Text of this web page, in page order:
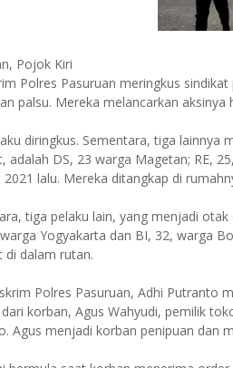
Pojok Kiri
Polres Pasuruan meringkus
palsu. Mereka melancarkan
diringkus. Sementara, tiga lainnya
adalah DS, 23 warga Magetan; RE,
2021 lalu. Mereka ditangkap di
tiga pelaku lain, yang menjadi
Yogyakarta dan BI, 32, warga
di dalam rutan.
Polres Pasuruan, Adhi Putranto
korban, Agus Wahyudi, pemilik
Agus menjadi korban penipuan dan